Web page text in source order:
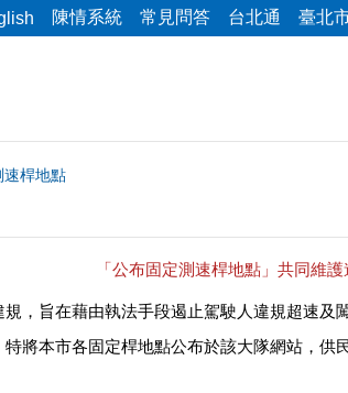
陳情系統 常見問答 台北通 臺北
速桿地點
「公布固定測速桿地點」共同維
，旨在藉由執法手段遏止駕駛人違規超速
將本市各固定桿地點公布於該大隊網站，